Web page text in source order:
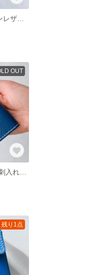
OUT
残り1点